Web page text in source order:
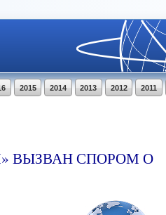
2011
2012
2013
2014
2015
ВЫЗВАН СПОРОМ О